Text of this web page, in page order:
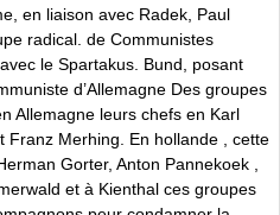
en liaison avec Radek, Paul
radical. de Communistes
le Spartakus. Bund, posant
d’Allemagne Des groupes
Allemagne leurs chefs en Karl
Franz Merhing. En hollande , cette
Gorter, Anton Pannekoek ,
et à Kienthal ces groupes